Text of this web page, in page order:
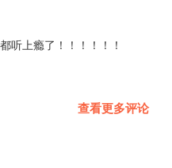
听上瘾了！！！！！！
查看更多评论